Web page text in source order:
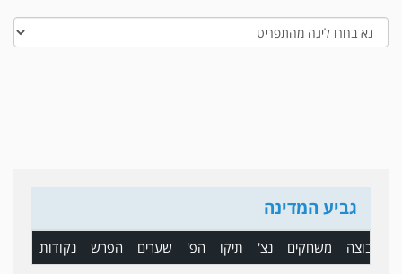
גביע המדינה
קבוצה משחקים נצ' תיקו הפ' שערים הפרש נקודות